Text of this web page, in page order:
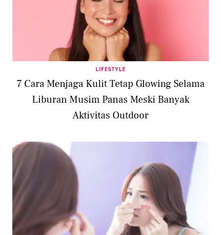
LIFESTYLE
7 Cara Menjaga Kulit Tetap Glowing Selama
Liburan Musim Panas Meski Banyak
Aktivitas Outdoor